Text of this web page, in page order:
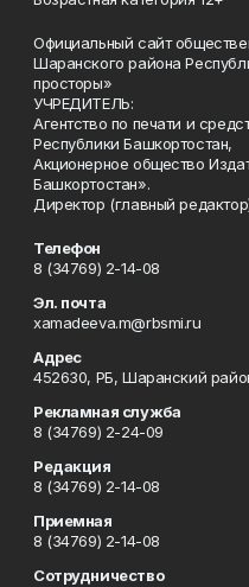
Официальный сайт
Шаранского района
просторы»
УЧРЕДИТЕЛЬ:
Агентство по печати и
Республики Башкортостан,
Акционерное общество
Башкортостан».
Директор (главный
Телефон
8 (34769) 2-14-08
Эл. почта
xamadeeva.m@rbsmi.ru
Адрес
452630, РБ, Шаранский
Рекламная служба
8 (34769) 2-24-09
Редакция
8 (34769) 2-14-08
Приемная
8 (34769) 2-14-08
Сотрудничество